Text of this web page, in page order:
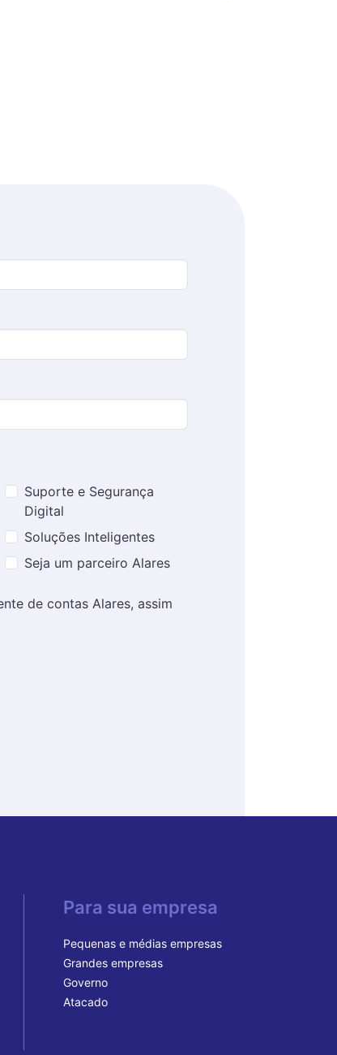
Suporte e Segurança
Digital
Soluções Inteligentes
Seja um parceiro Alares
de contas Alares, assim
Para sua empresa
Pequenas e médias empresas
Grandes empresas
Governo
Atacado